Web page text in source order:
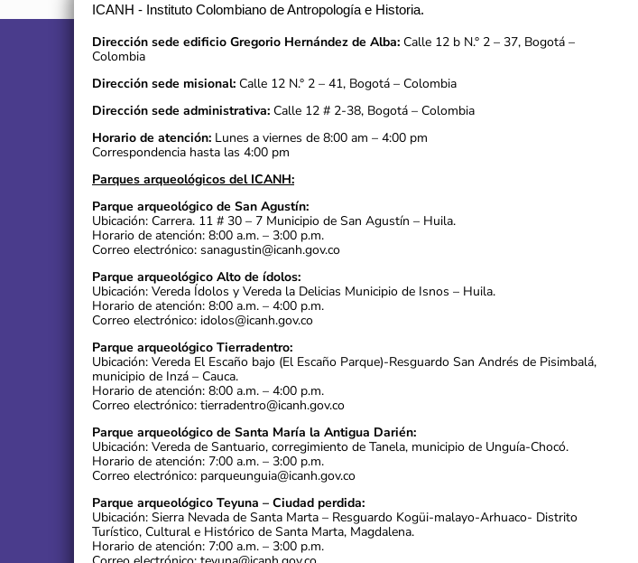
ICANH - Instituto Colombiano de Antropología e Historia.
Dirección sede edificio Gregorio Hernández de Alba: Calle 12 b N.° 2 – 37, Bogotá –
Colombia
Dirección sede misional: Calle 12 N.° 2 – 41, Bogotá – Colombia
Dirección sede administrativa: Calle 12 # 2-38, Bogotá – Colombia
Horario de atención: Lunes a viernes de 8:00 am – 4:00 pm
Correspondencia hasta las 4:00 pm
Parques arqueológicos del ICANH:
Parque arqueológico de San Agustín:
Ubicación: Carrera. 11 # 30 – 7 Municipio de San Agustín – Huila.
Horario de atención: 8:00 a.m. – 3:00 p.m.
Correo electrónico: sanagustin@icanh.gov.co
Parque arqueológico Alto de ídolos:
Ubicación: Vereda Ídolos y Vereda la Delicias Municipio de Isnos – Huila.
Horario de atención: 8:00 a.m. – 4:00 p.m.
Correo electrónico: idolos@icanh.gov.co
Parque arqueológico Tierradentro:
Ubicación: Vereda El Escaño bajo (El Escaño Parque)-Resguardo San Andrés de Pisimbalá,
municipio de Inzá – Cauca.
Horario de atención: 8:00 a.m. – 4:00 p.m.
Correo electrónico: tierradentro@icanh.gov.co
Parque arqueológico de Santa María la Antigua Darién:
Ubicación: Vereda de Santuario, corregimiento de Tanela, municipio de Unguía-Chocó.
Horario de atención: 7:00 a.m. – 3:00 p.m.
Correo electrónico: parqueunguia@icanh.gov.co
Parque arqueológico Teyuna – Ciudad perdida:
Ubicación: Sierra Nevada de Santa Marta – Resguardo Kogüi-malayo-Arhuaco- Distrito
Turístico, Cultural e Histórico de Santa Marta, Magdalena.
Horario de atención: 7:00 a.m. – 3:00 p.m.